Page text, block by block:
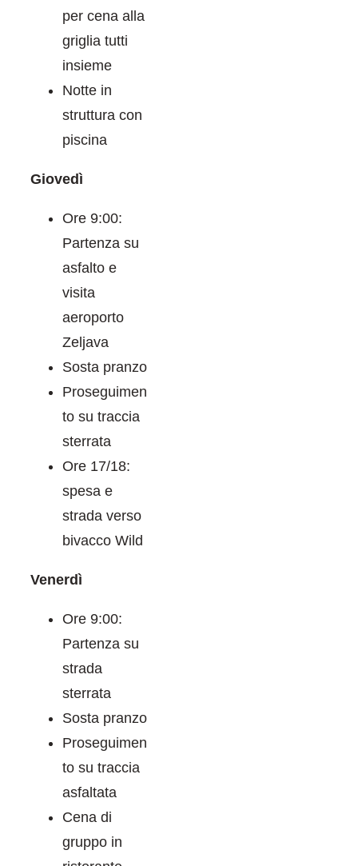
per cena alla
griglia tutti
insieme
Notte in
struttura con
piscina
Giovedì
Ore 9:00:
Partenza su
asfalto e
visita
aeroporto
Zeljava
Sosta pranzo
Proseguimen
to su traccia
sterrata
Ore 17/18:
spesa e
strada verso
bivacco Wild
Venerdì
Ore 9:00:
Partenza su
strada
sterrata
Sosta pranzo
Proseguimen
to su traccia
asfaltata
Cena di
gruppo in